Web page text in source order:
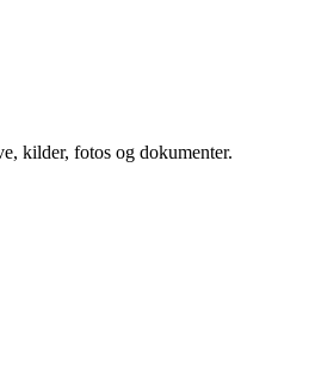
kilder, fotos og dokumenter.